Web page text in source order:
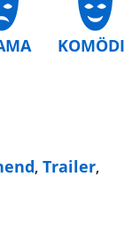
, Trailer,